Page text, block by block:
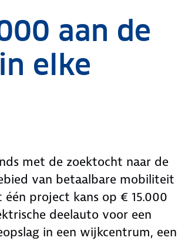
aan de
elke
met de zoektocht naar de
van betaalbare mobiliteit
project kans op € 15.000
deelauto voor een
in een wijkcentrum, een